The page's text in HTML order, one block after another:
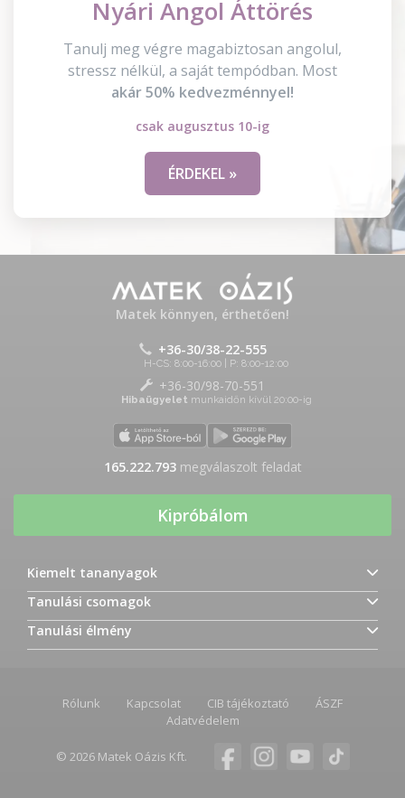
Nyári Angol Áttörés
Tanulj meg végre magabiztosan angolul,
stressz nélkül, a saját tempódban. Most
akár 50% kedvezménnyel!
csak augusztus 10-ig
ÉRDEKEL »
Matek könnyen, érthetően!
+36-30/38-22-555
H-CS: 8:00-16:00 | P: 8:00-12:00
+36-30/98-70-551
Hibaügyelet munkaidőn kívül 20:00-ig
165.222.793megválaszolt feladat
Kipróbálom
Kiemelt tananyagok
Tanulási csomagok
Tanulási élmény
Rólunk Kapcsolat CIB tájékoztató
ÁSZF
Adatvédelem
© 2026 Matek Oázis Kft.